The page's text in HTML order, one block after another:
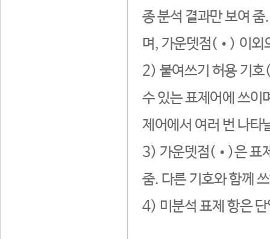
종 분석 결과만 보여
며, 가운뎃점(•) 이외
2) 붙여쓰기 허용 기호
수 있는 표제어에 쓰이
제어에서 여러 번 나타
3) 가운뎃점(•)은 표
줌. 다른 기호와 함께
4) 미분석 표제 항은